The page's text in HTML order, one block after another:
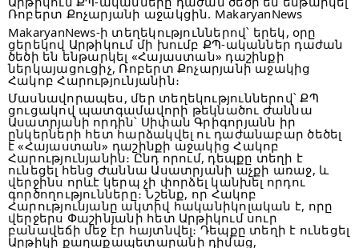
Ռոբերտ Քոչարյանի աջակցին. MakaryanNews
MakaryanNews-ի տեղեկություններով՝ երեկ, օրը
ցերեկով Արթիկում մի խումբ ՔՊ-ականներ դաժան
ծեծի են ենթարկել «Հայաստան» դաշինքի
ներկայացուցիչ, Ռոբերտ Քոչարյանի աջակից
Հակոբ Հարությունյանին։
Մասնավորապես, մեր տեղեկություններով՝ ՔՊ
ցուցակով պատգամավորի թեկնածու Ժաննա
Ասատրյանի որդին՝ Սիփան Գրիգորյանն իր
ընկերների հետ հարձակվել ու դաժանաբար ծեծել
է «Հայաստան» դաշինքի աջակից Հակոբ
Հարությունյանին։ Ընդ որում, դեպքը տեղի է
ունեցել հենց Ժաննա Ասատրյանի աչքի առաջ, և
վերջինս որևէ կերպ չի փորձել կանխել որդու
գործողությունները։ Նշենք, որ Հակոբ
Հարությունյանը ակտիվ հականիկոլական է, որը
վերջերս Փաշինյանի հետ Արթիկում սուր
բանավեճի մեջ էր հայտնվել։ Դեպքը տեղի է ունեցել
Արթիկի քաղաքապետարանի դիմաց,